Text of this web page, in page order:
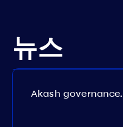
뉴스